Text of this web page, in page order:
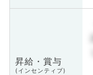
昇給・賞与
(インセンティブ)